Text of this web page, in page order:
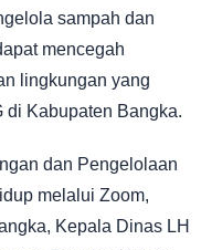
sampah dan
mencegah
lingkungan yang
Kabupaten Bangka.
dan Pengelolaan
melalui Zoom,
Kepala Dinas LH